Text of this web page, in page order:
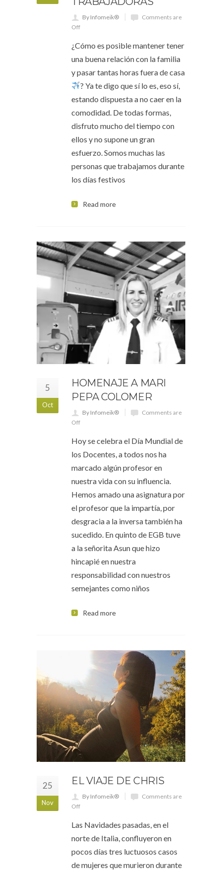
By Infomeik®
Comments are
Off
¿Cómo es posible mantener tener
una buena relación con la familia
y pasar tantas horas fuera de casa
? Ya te digo que sí lo es, eso sí,
estando dispuesta a no caer en la
comodidad. De todas formas,
disfruto mucho del tiempo con
ellos y no supone un gran
esfuerzo. Somos muchas las
personas que trabajamos durante
los días festivos
Read more
5
Oct
HOMENAJE A MARI
PEPA COLOMER
By Infomeik®
Comments are
Off
Hoy se celebra el Día Mundial de
los Docentes, a todos nos ha
marcado algún profesor en
nuestra vida con su influencia.
Hemos amado una asignatura por
el profesor que la impartía, por
desgracia a la inversa también ha
sucedido. En quinto de EGB tuve
a la señorita Asun que hizo
hincapié en nuestra
responsabilidad con nuestros
semejantes como niños
Read more
25
Nov
EL VIAJE DE CHRIS
By Infomeik®
Comments are
Off
Las Navidades pasadas, en el
norte de Italia, confluyeron en
pocos días tres luctuosos casos
de mujeres que murieron durante